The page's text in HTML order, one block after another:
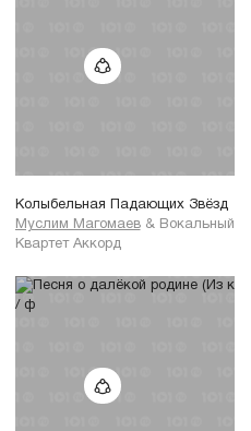
Колыбельная Падающих Звёзд
Муслим Магомаев & Вокальный
Квартет Аккорд